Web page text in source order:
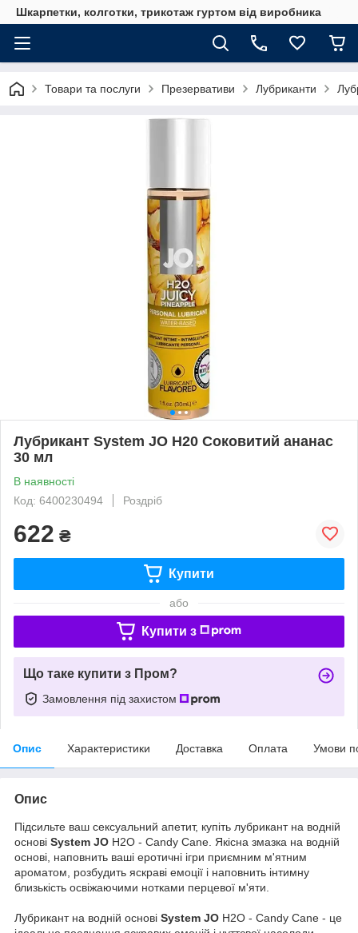
Шкарпетки, колготки, трикотаж гуртом від виробника
Товари та послуги Презервативи Лубриканти
Лубрикант System JO H20 Соковитий ананас
30 мл
В наявності
Код: 6400230494
Роздріб
622 ₴
Купити
або
Купити з
Що таке купити з Пром?
Замовлення під захистом
Опис Характеристики Доставка Оплата Умови
Опис
Підсильте ваш сексуальний апетит, купіть лубрикант на водній
основі System JO H2O - Candy Cane. Якісна змазка на водній
основі, наповнить ваші еротичні ігри приємним м'ятним
ароматом, розбудить яскраві емоції і наповнить інтимну
близькість освіжаючими нотками перцевої м'яти.
Лубрикант на водній основі System JO H2O - Candy Cane - це